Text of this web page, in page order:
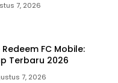
7, 2026
FC Mobile:
Terbaru 2026
7, 2026